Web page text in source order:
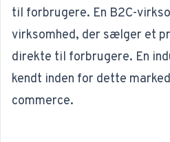
til forbrugere. En B2C-
virksomhed, der sælger et
direkte til forbrugere. En
kendt inden for dette
commerce.